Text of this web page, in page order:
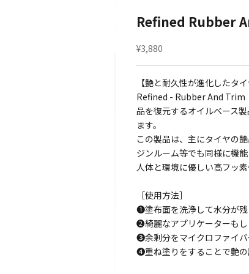
Refined Rubber
セール価格
¥3,880
【艶と耐久性が進化したタ
Refined - Rubber And Trim
品を復元するオイルベース
ます。
この製品は、主にタイヤの
ジンルーム等でも同様に機
人体と環境に優しい高フッ
［使用方法］
❶塗布面を洗浄して水分が
❷綺麗なアプリケーターも
❸余剰分をマイクロファイ
❹重ね塗りをすることで艶